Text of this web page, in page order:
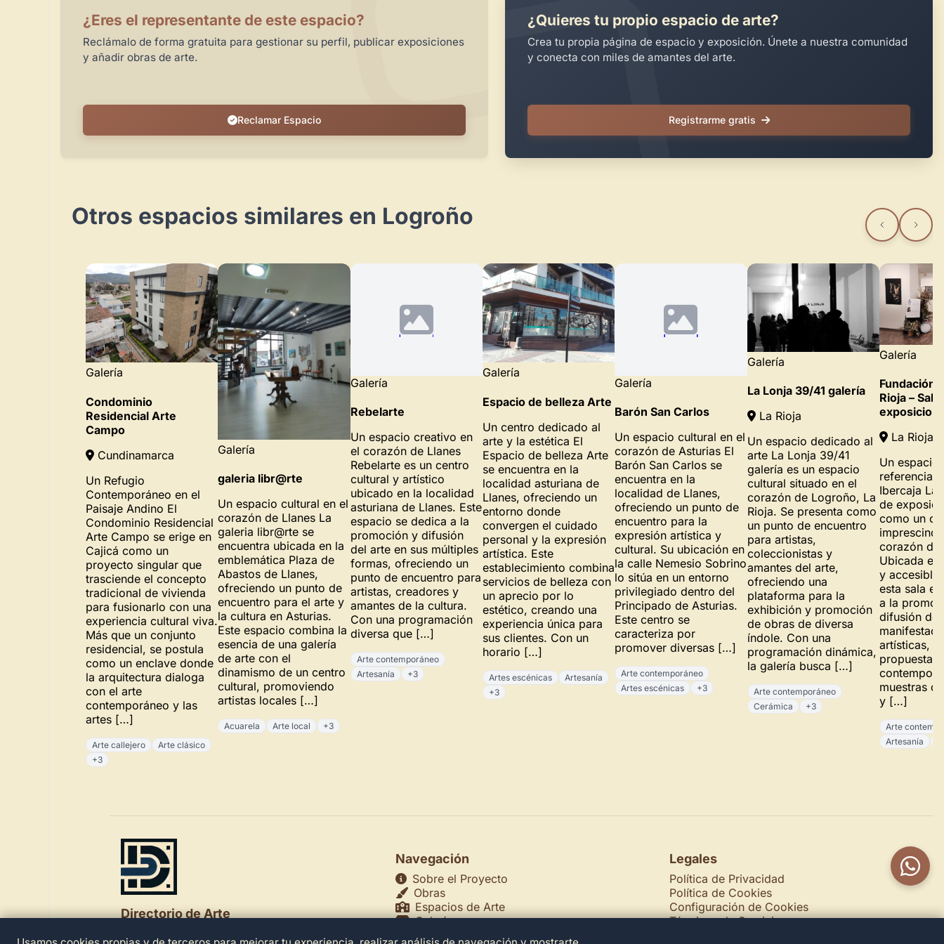
¿Eres el representante de este espacio?
Reclámalo de forma gratuita para gestionar su perfil, publicar exposiciones
y añadir obras de arte.
Reclamar Espacio
¿Quieres tu propio espacio de arte?
Crea tu propia página de espacio y exposición. Únete a nuestra comunidad
y conecta con miles de amantes del arte.
Registrarme gratis
Otros espacios similares en Logroño
Galería
Condominio
Residencial Arte
Campo
Cundinamarca
Un Refugio
Contemporáneo en el
Paisaje Andino El
Condominio Residencial
Arte Campo se erige en
Cajicá como un
proyecto singular que
trasciende el concepto
tradicional de vivienda
para fusionarlo con una
experiencia cultural viva.
Más que un conjunto
residencial, se postula
como un enclave donde
la arquitectura dialoga
con el arte
contemporáneo y las
artes […]
Arte callejero
Arte clásico
+3
Galería
galeria libr@rte
Un espacio cultural en el
corazón de Llanes La
galeria libr@rte se
encuentra ubicada en la
emblemática Plaza de
Abastos de Llanes,
ofreciendo un punto de
encuentro para el arte y
la cultura en Asturias.
Este espacio combina la
esencia de una galería
de arte con el
dinamismo de un centro
cultural, promoviendo
artistas locales […]
Acuarela Arte local +3
Galería
Rebelarte
Un espacio creativo en
el corazón de Llanes
Rebelarte es un centro
cultural y artístico
ubicado en la localidad
asturiana de Llanes. Este
espacio se dedica a la
promoción y difusión
del arte en sus múltiples
formas, ofreciendo un
punto de encuentro para
artistas, creadores y
amantes de la cultura.
Con una programación
diversa que […]
Arte contemporáneo
Artesanía
+3
Galería
Espacio de belleza Arte
Un centro dedicado al
arte y la estética El
Espacio de belleza Arte
se encuentra en la
localidad asturiana de
Llanes, ofreciendo un
entorno donde
convergen el cuidado
personal y la expresión
artística. Este
establecimiento combina
servicios de belleza con
un aprecio por lo
estético, creando una
experiencia única para
sus clientes. Con un
horario […]
Artes escénicas
Artesanía
+3
Galería
Barón San Carlos
Un espacio cultural en el
corazón de Asturias El
Barón San Carlos se
encuentra en la
localidad de Llanes,
ofreciendo un punto de
encuentro para la
expresión artística y
cultural. Su ubicación en
la calle Nemesio Sobrino
lo sitúa en un entorno
privilegiado dentro del
Principado de Asturias.
Este centro se
caracteriza por
promover diversas […]
Arte contemporáneo
Artes escénicas
+3
Galería
La Lonja 39/41 galería
La Rioja
Un espacio dedicado al
arte La Lonja 39/41
galería es un espacio
cultural situado en el
corazón de Logroño, La
Rioja. Se presenta como
un punto de encuentro
para artistas,
coleccionistas y
amantes del arte,
ofreciendo una
plataforma para la
exhibición y promoción
de obras de diversa
índole. Con una
programación dinámica,
la galería busca […]
Arte contemporáneo
Cerámica
+3
Galería
Fundación
Rioja – Sala
La Rioja
Un espacio
referencia
Ibercaja La
de
como un
corazón de
Ubicada en
y accesible
esta sala
a la
difusión de
artísticas,
propuestas
muestras
y […]
Arte
Artesanía
Directorio de Arte
Navegación
Sobre el Proyecto
Obras
Espacios de Arte
Galerías
Museos
Legales
Política de Privacidad
Política de Cookies
Configuración de Cookies
Términos de Servicio